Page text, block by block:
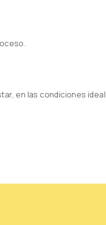
en las condiciones